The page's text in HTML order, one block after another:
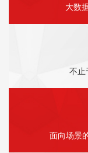
大数
不止
面向场景